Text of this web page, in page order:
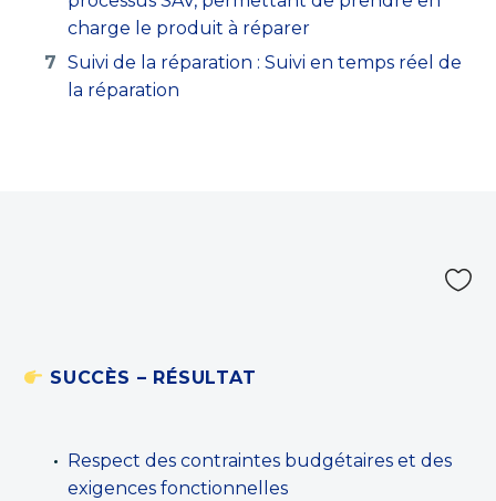
charge le produit à réparer
Suivi de la réparation : Suivi en temps réel de
la réparation


SUCCÈS – RÉSULTAT
Respect des contraintes budgétaires et des
exigences fonctionnelles